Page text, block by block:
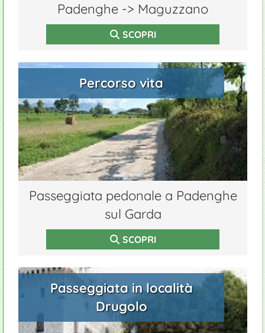
Padenghe -> Maguzzano
SCOPRI
Percorso vita
Passeggiata pedonale a Padenghe
sul Garda
SCOPRI
Passeggiata in località
Drugolo